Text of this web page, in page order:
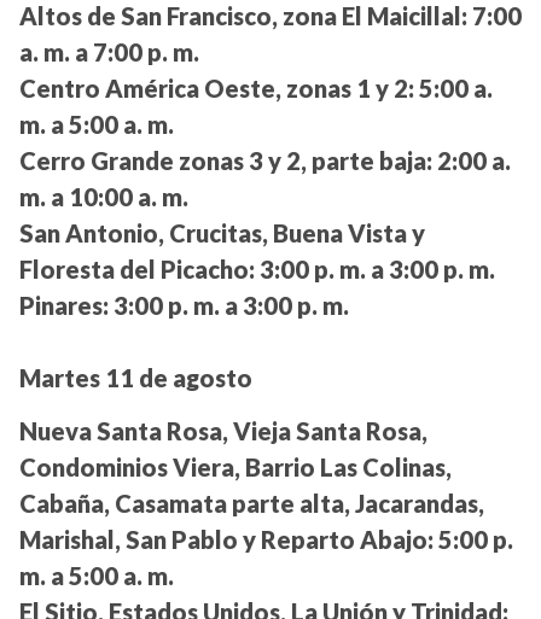
Altos de San Francisco, zona El Maicillal: 7:00
a. m. a 7:00 p. m.
Centro América Oeste, zonas 1 y 2: 5:00 a.
m. a 5:00 a. m.
Cerro Grande zonas 3 y 2, parte baja: 2:00 a.
m. a 10:00 a. m.
San Antonio, Crucitas, Buena Vista y
Floresta del Picacho: 3:00 p. m. a 3:00 p. m.
Pinares: 3:00 p. m. a 3:00 p. m.
Martes 11 de agosto
Nueva Santa Rosa, Vieja Santa Rosa,
Condominios Viera, Barrio Las Colinas,
Cabaña, Casamata parte alta, Jacarandas,
Marishal, San Pablo y Reparto Abajo: 5:00 p.
m. a 5:00 a. m.
El Sitio, Estados Unidos, La Unión y Trinidad: